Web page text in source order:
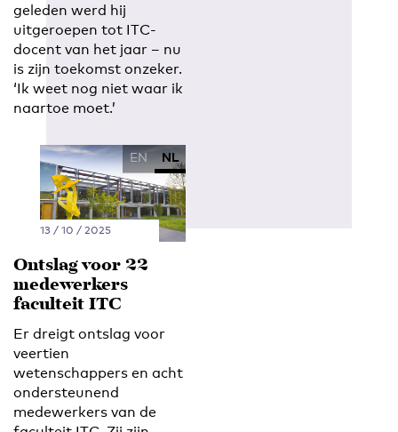
geleden werd hij
uitgeroepen tot ITC-
docent van het jaar – nu
is zijn toekomst onzeker.
‘Ik weet nog niet waar ik
naartoe moet.’
EN NL
13 / 10 / 2025
Ontslag voor 22
medewerkers
faculteit ITC
Er dreigt ontslag voor
veertien
wetenschappers en acht
ondersteunend
medewerkers van de